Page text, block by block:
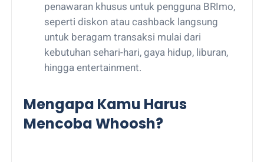
penawaran khusus untuk pengguna BRImo,
seperti diskon atau cashback langsung
untuk beragam transaksi mulai dari
kebutuhan sehari-hari, gaya hidup, liburan,
hingga entertainment.
Mengapa Kamu Harus
Mencoba Whoosh?